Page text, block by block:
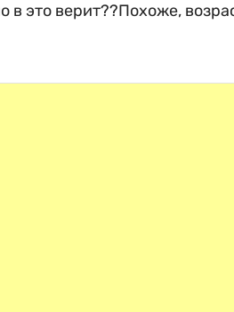
в это верит??Похоже,